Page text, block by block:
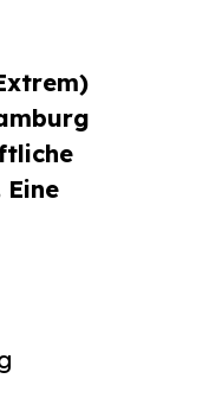
Eine